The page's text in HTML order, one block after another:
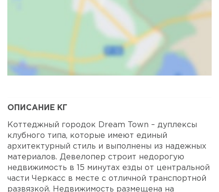
ОПИСАНИЕ КГ
Коттеджный городок Dream Town – дуплексы
клубного типа, которые имеют единый
архитектурный стиль и выполнены из надежных
материалов. Девелопер строит недорогую
недвижимость в 15 минутах езды от центральной
части Черкасс в месте с отличной транспортной
развязкой. Недвижимость размещена на